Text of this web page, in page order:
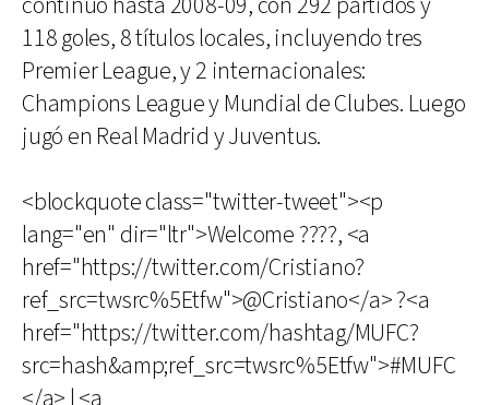
118 goles, 8 títulos locales, incluyendo tres
Premier League, y 2 internacionales:
Champions League y Mundial de Clubes. Luego
jugó en Real Madrid y Juventus.
<blockquote class="twitter-tweet"><p
lang="en" dir="ltr">Welcome ????, <a
href="https://twitter.com/Cristiano?
ref_src=twsrc%5Etfw">@Cristiano</a> ?<a
href="https://twitter.com/hashtag/MUFC?
src=hash&amp;ref_src=twsrc%5Etfw">#MUFC